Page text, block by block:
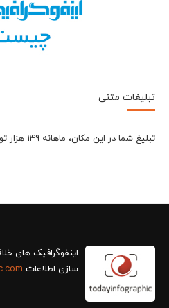
تبلیغات متنی
تبلیغ شما در این مکان، ماهانه 149 هزار تومان
سازی اطلاعات